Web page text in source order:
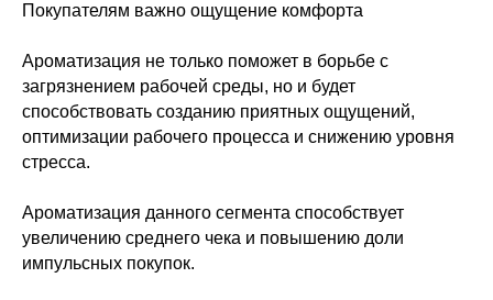
Покупателям важно ощущение комфорта
Ароматизация не только поможет в борьбе с
загрязнением рабочей среды, но и будет
способствовать созданию приятных ощущений,
оптимизации рабочего процесса и снижению уровня
стресса.
Ароматизация данного сегмента способствует
увеличению среднего чека и повышению доли
импульсных покупок.